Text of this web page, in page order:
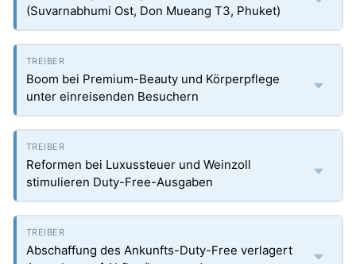
(Suvarnabhumi Ost, Don Mueang T3, Phuket)
Boom bei Premium-Beauty und Körperpflege
unter einreisenden Besuchern
Reformen bei Luxussteuer und Weinzoll
stimulieren Duty-Free-Ausgaben
Abschaffung des Ankunfts-Duty-Free verlagert